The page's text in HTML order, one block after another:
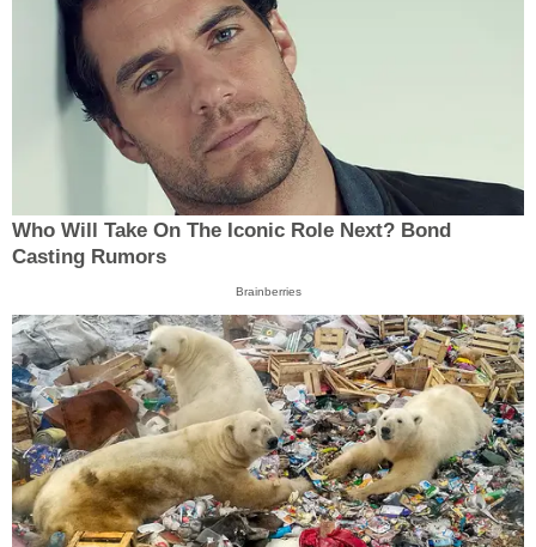
Who Will Take On The Iconic Role Next? Bond
Casting Rumors
Brainberries